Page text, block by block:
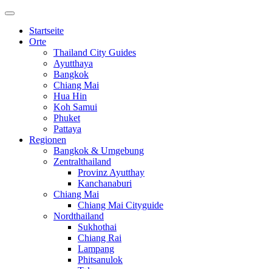
Startseite
Orte
Thailand City Guides
Ayutthaya
Bangkok
Chiang Mai
Hua Hin
Koh Samui
Phuket
Pattaya
Regionen
Bangkok & Umgebung
Zentralthailand
Provinz Ayutthay
Kanchanaburi
Chiang Mai
Chiang Mai Cityguide
Nordthailand
Sukhothai
Chiang Rai
Lampang
Phitsanulok